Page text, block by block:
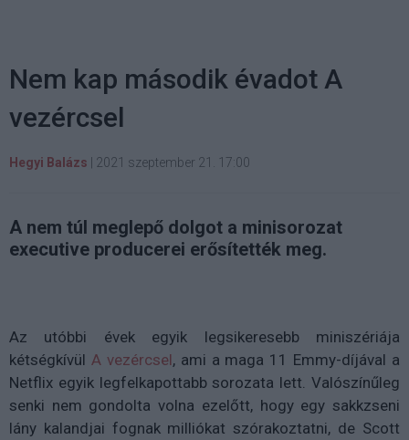
Nem kap második évadot A
vezércsel
Hegyi Balázs 2021 szeptember 21. 17:00
A nem túl meglepő dolgot a minisorozat
executive producerei erősítették meg.
Az utóbbi évek egyik legsikeresebb miniszériája
kétségkívül A vezércsel, ami a maga 11 Emmy-díjával a
Netflix egyik legfelkapottabb sorozata lett. Valószínűleg
senki nem gondolta volna ezelőtt, hogy egy sakkzseni
lány kalandjai fognak milliókat szórakoztatni, de Scott